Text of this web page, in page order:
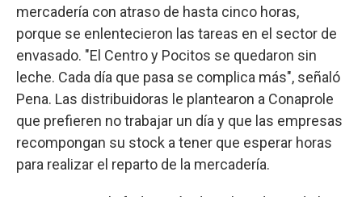
mercadería con atraso de hasta cinco horas,
porque se enlentecieron las tareas en el sector de
envasado. "El Centro y Pocitos se quedaron sin
leche. Cada día que pasa se complica más", señaló
Pena. Las distribuidoras le plantearon a Conaprole
que prefieren no trabajar un día y que las empresas
recompongan su stock a tener que esperar horas
para realizar el reparto de la mercadería.